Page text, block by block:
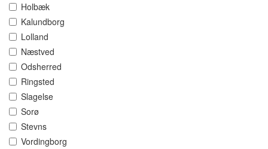
Holbæk
Kalundborg
Lolland
Næstved
Odsherred
Ringsted
Slagelse
Sorø
Stevns
Vordingborg